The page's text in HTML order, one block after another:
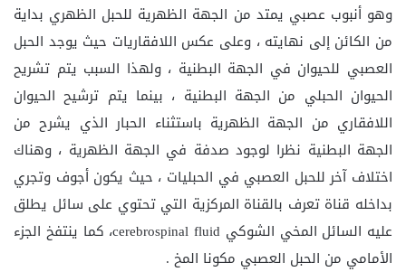
وهو أنبوب عصبي يمتد من الجهة الظهرية للحبل الظهري بداية
من الكائن إلى نهايته ، وعلى عكس اللافقاريات حيث يوجد الحبل
العصبي للحيوان في الجهة البطنية ، ولهذا السبب يتم تشريح
الحيوان الحبلي من الجهة البطنية ، بينما يتم ترشيح الحيوان
اللافقاري من الجهة الظهرية باستثناء الحبار الذي يشرح من
الجهة البطنية نظرا لوجود صدفة في الجهة الظهرية ، وهناك
اختلاف آخر للحبل العصبي في الحبليات ، حيث يكون أجوف وتجري
بداخله قناة تعرف بالقناة المركزية التي تحتوي على سائل يطلق
عليه السائل المخي الشوكي cerebrospinal fluid، كما ينتفخ الجزء
الأمامي من الحبل العصبي مكونا المخ .